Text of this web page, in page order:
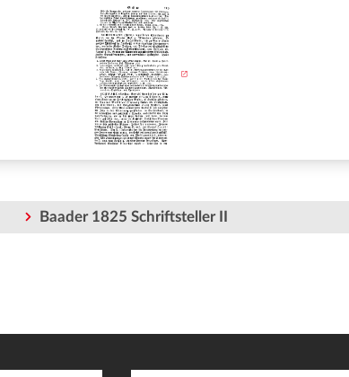
Baader 1825 Schriftsteller II